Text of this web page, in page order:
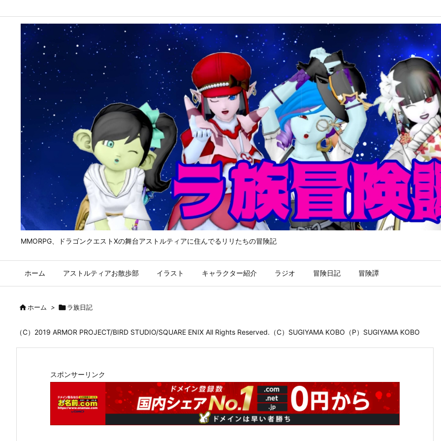
MMORPG、ドラゴンクエストⅩの舞台アストルティアに住んでるリリたちの冒険記
ホーム アストルティアお散歩部 イラスト キャラクター紹介 ラジオ 冒険日記 冒険譚
ホーム > ラ族日記
（C）2019 ARMOR PROJECT/BIRD STUDIO/SQUARE ENIX All Rights Reserved.（C）SUGIYAMA KOBO（P）SUGIYAMA KOBO
スポンサーリンク